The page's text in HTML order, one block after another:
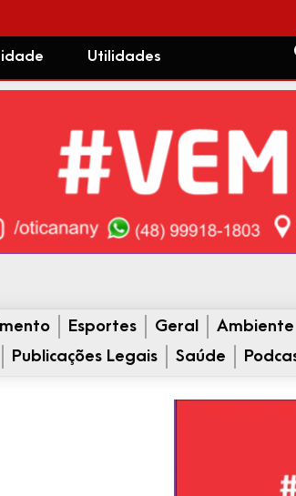
Utilidades
Esportes Geral Ambiente
Publicações Legais Saúde